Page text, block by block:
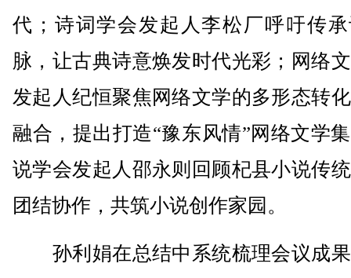
代；诗词学会发起人李松厂呼吁传
脉，让古典诗意焕发时代光彩；网络
发起人纪恒聚焦网络文学的多形态转
融合，提出打造“豫东风情”网络文学
说学会发起人邵永则回顾杞县小说传
团结协作，共筑小说创作家园。
孙利娟在总结中系统梳理会议成